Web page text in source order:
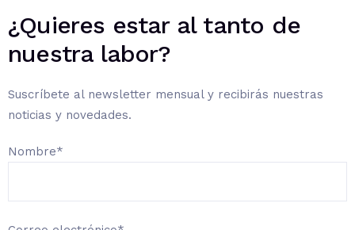
¿Quieres estar al tanto de
nuestra labor?
Suscríbete al newsletter mensual y recibirás nuestras
noticias y novedades.
Nombre*